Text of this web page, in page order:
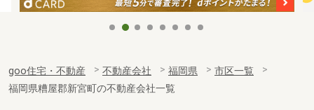
goo住宅・不動産 不動産会社 福岡県
市区一覧
福岡県糟屋郡新宮町の不動産会社一覧